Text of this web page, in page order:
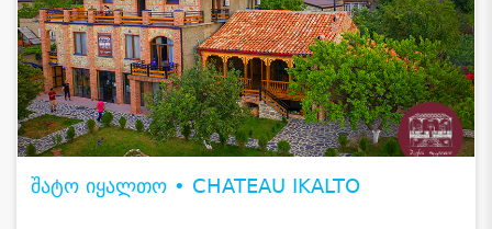
შატო იყალთო • CHATEAU IKALTO